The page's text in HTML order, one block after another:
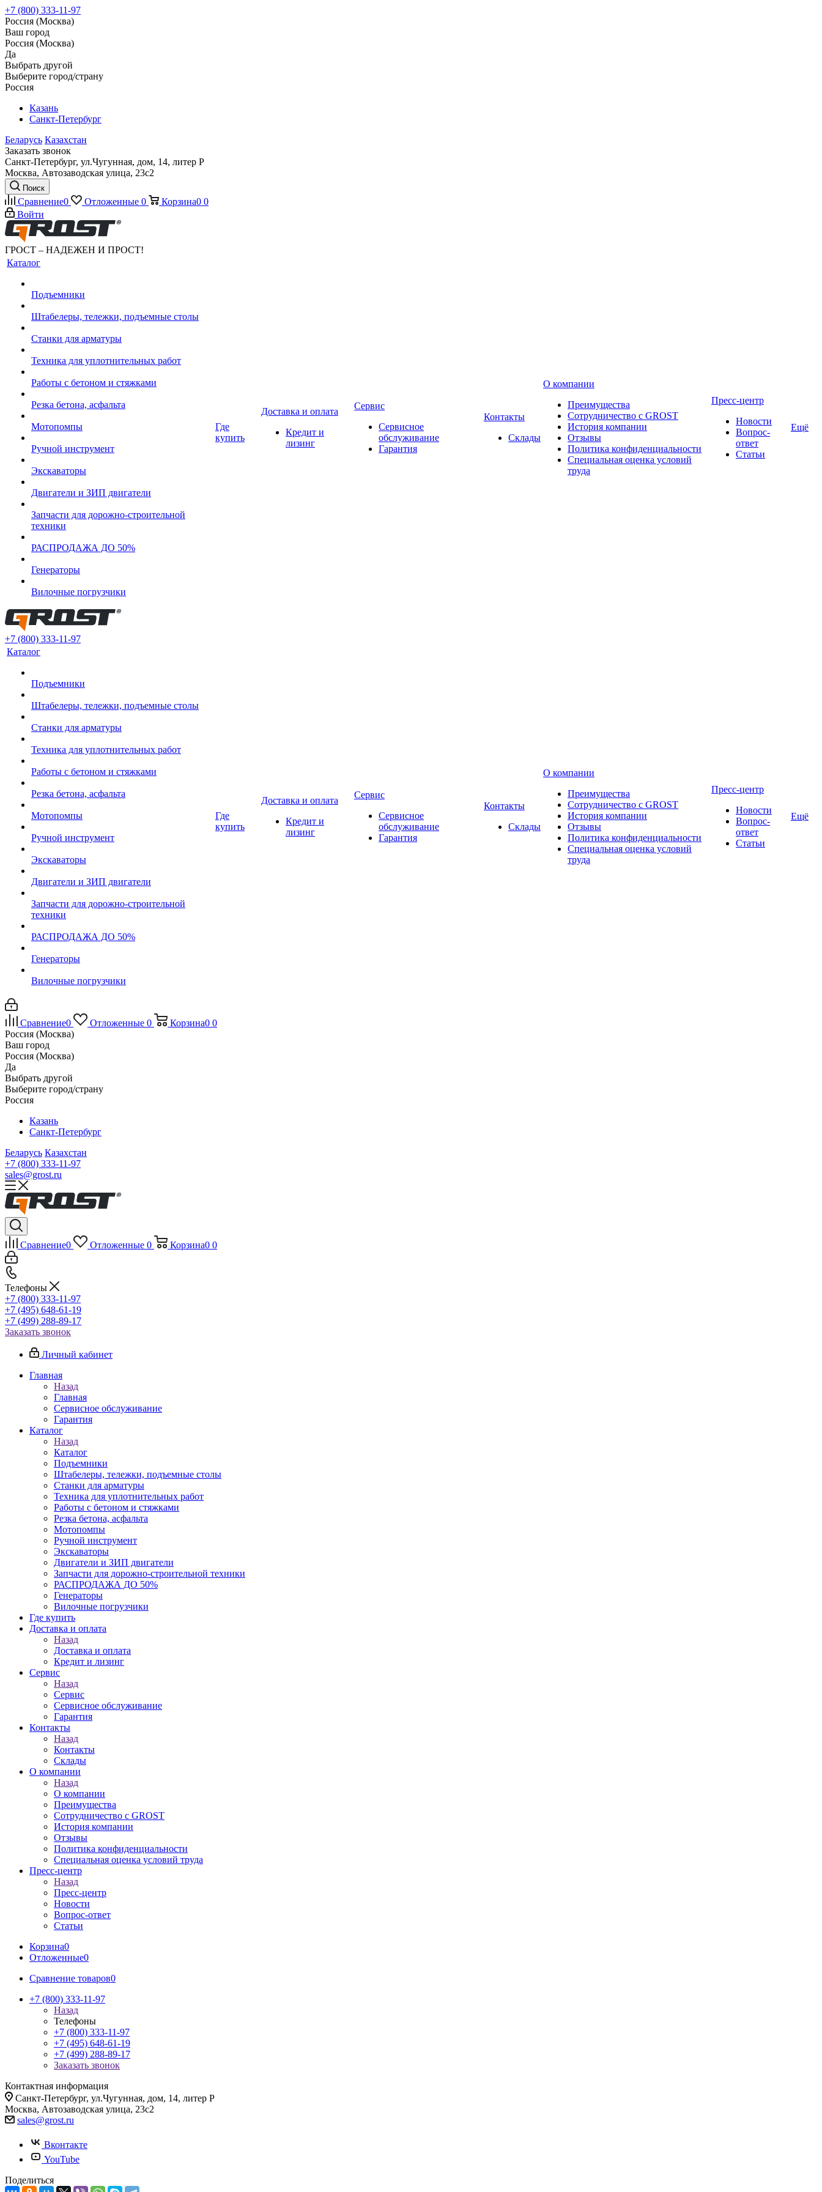
+7 (800) 333-11-97
Россия (Москва)
Ваш город
Россия (Москва)
Да
Выбрать другой
Выберите город/страну
Россия
Казань
Санкт-Петербург
Беларусь Казахстан
Заказать звонок
Санкт-Петербург, ул.Чугунная, дом, 14, литер Р
Москва, Автозаводская улица, 23с2
Поиск
Сравнение0 Отложенные 0 Корзина0 0
Войти
ГРОСТ – НАДЕЖЕН И ПРОСТ!
Каталог
Подъемники
Штабелеры, тележки, подъемные столы
Станки для арматуры
Техника для уплотнительных работ
Работы с бетоном и стяжками
Резка бетона, асфальта
Мотопомпы
Ручной инструмент
Экскаваторы
Двигатели и ЗИП двигатели
Запчасти для дорожно-строительной
техники
РАСПРОДАЖА ДО 50%
Генераторы
Вилочные погрузчики
Где
купить
Доставка и оплата
Кредит и
лизинг
Сервис
Сервисное
обслуживание
Гарантия
Контакты
Склады
О компании
Преимущества
Сотрудничество с GROST
История компании
Отзывы
Политика конфиденциальности
Специальная оценка условий
труда
Пресс-центр
Новости
Вопрос-
ответ
Статьи
Ещё
+7 (800) 333-11-97
Каталог
Подъемники
Штабелеры, тележки, подъемные столы
Станки для арматуры
Техника для уплотнительных работ
Работы с бетоном и стяжками
Резка бетона, асфальта
Мотопомпы
Ручной инструмент
Экскаваторы
Двигатели и ЗИП двигатели
Запчасти для дорожно-строительной
техники
РАСПРОДАЖА ДО 50%
Генераторы
Вилочные погрузчики
Где
купить
Доставка и оплата
Кредит и
лизинг
Сервис
Сервисное
обслуживание
Гарантия
Контакты
Склады
О компании
Преимущества
Сотрудничество с GROST
История компании
Отзывы
Политика конфиденциальности
Специальная оценка условий
труда
Пресс-центр
Новости
Вопрос-
ответ
Статьи
Ещё
Сравнение0 Отложенные 0 Корзина0 0
Россия (Москва)
Ваш город
Россия (Москва)
Да
Выбрать другой
Выберите город/страну
Россия
Казань
Санкт-Петербург
Беларусь Казахстан
+7 (800) 333-11-97
sales@grost.ru
Сравнение0 Отложенные 0 Корзина0 0
Телефоны
+7 (800) 333-11-97
+7 (495) 648-61-19
+7 (499) 288-89-17
Заказать звонок
Личный кабинет
Главная
Назад
Главная
Сервисное обслуживание
Гарантия
Каталог
Назад
Каталог
Подъемники
Штабелеры, тележки, подъемные столы
Станки для арматуры
Техника для уплотнительных работ
Работы с бетоном и стяжками
Резка бетона, асфальта
Мотопомпы
Ручной инструмент
Экскаваторы
Двигатели и ЗИП двигатели
Запчасти для дорожно-строительной техники
РАСПРОДАЖА ДО 50%
Генераторы
Вилочные погрузчики
Где купить
Доставка и оплата
Назад
Доставка и оплата
Кредит и лизинг
Сервис
Назад
Сервис
Сервисное обслуживание
Гарантия
Контакты
Назад
Контакты
Склады
О компании
Назад
О компании
Преимущества
Сотрудничество с GROST
История компании
Отзывы
Политика конфиденциальности
Специальная оценка условий труда
Пресс-центр
Назад
Пресс-центр
Новости
Вопрос-ответ
Статьи
Корзина0
Отложенные0
Сравнение товаров0
+7 (800) 333-11-97
Назад
Телефоны
+7 (800) 333-11-97
+7 (495) 648-61-19
+7 (499) 288-89-17
Заказать звонок
Контактная информация
Санкт-Петербург, ул.Чугунная, дом, 14, литер Р
Москва, Автозаводская улица, 23с2
sales@grost.ru
Вконтакте
YouTube
Поделиться